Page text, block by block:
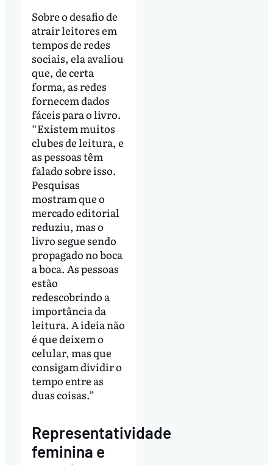
Sobre o desafio de
atrair leitores em
tempos de redes
sociais, ela avaliou
que, de certa
forma, as redes
fornecem dados
fáceis para o livro.
“Existem muitos
clubes de leitura, e
as pessoas têm
falado sobre isso.
Pesquisas
mostram que o
mercado editorial
reduziu, mas o
livro segue sendo
propagado no boca
a boca. As pessoas
estão
redescobrindo a
importância da
leitura. A ideia não
é que deixem o
celular, mas que
consigam dividir o
tempo entre as
duas coisas.”
Representatividade
feminina e